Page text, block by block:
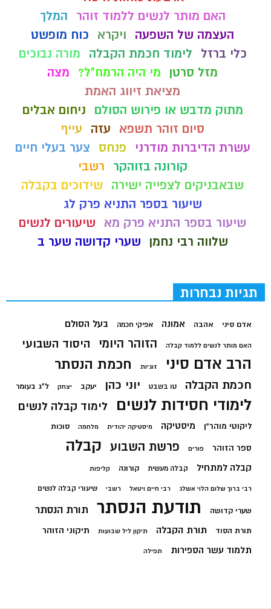
האם מותר לנשים ללמוד זוהר
המלך
העצמה של השפעה
ויקרא
כוח מופשט
כלי ברזל
לימוד חכמת הקבלה
מורה נבוכים
מזל סרטן
מי היה הרמח"ל?
מצה
מציאת זיווג האמת
מתוק מדבש או פירוש הסולם
ניחום אבלים
סיום זוהר תשפא
עזה
עייף
עשרת הדיברות מודרני
פנחס
צער בעלי חיים
קורונה בזוהקר
רשבי
שבאבניקים לצפייה ישירה
שידוכים בקבלה
שיעור בספר התניא פרק לג
שיעור בספר התניא פרק מא
שיעורים לנשים
שלווה רבי נחמן
שערי קדושה שער ב
תגיות נבחרות
אדם סיני אהבה אמונה אפיקי חכמה בעל הסולם
האם מותר לנשים ללמוד קבלה הזוהר היומי היסוד השבועי
הרב אדם סיני זוגיות חכמת הנסתר
חכמת הקבלה טו בשבט יוני כהן יעקב יצחק ל"ג בעומר
לימודי חסידות לנשים לימוד קבלה לנשים
ליקוטי מוהר"ן מיסטיקה מיסטיקה יהודית מלחמה סוכות
ספר הזוהר פורים פרשת השבוע קבלה
קבלה למתחיל קבלה מעשית קורונה קליפות
רבי ברוך שלום הלוי אשלג רבי חיים ויטאל רשבי שיעורי קבלה לנשים
שערי קדושה תודעת הנסתר תורת הנסתר
תורת הסוד תורת הקבלה תיקון ליל שבועות תיקוני הזוהר
תלמוד עשר הספירות תפילה